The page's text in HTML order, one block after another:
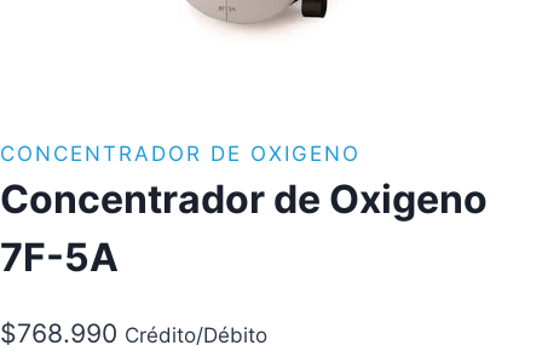
CONCENTRADOR DE OXIGENO
Concentrador de Oxigeno
7F-5A
$768.990 Crédito/Débito